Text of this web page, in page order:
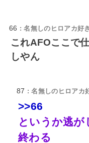
66 : 名無しのヒロアカ好き
これAFOここで
しやん
87 : 名無しのヒロアカ
>>66
というか逃が
終わる